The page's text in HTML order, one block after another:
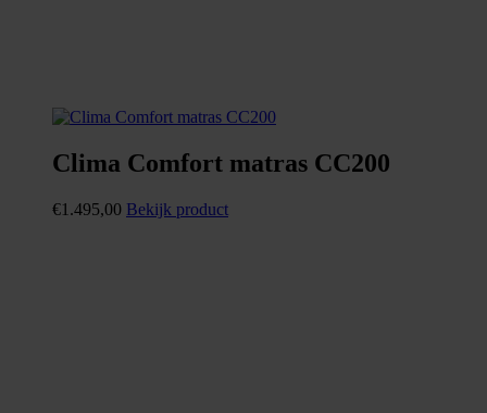
Clima Comfort matras CC200
€1.495,00 Bekijk product